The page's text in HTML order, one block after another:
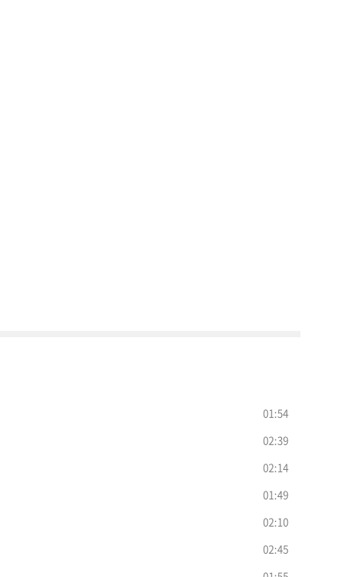
01:54
02:39
02:14
01:49
02:10
02:45